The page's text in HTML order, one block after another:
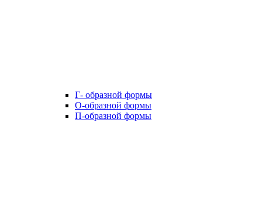
Г- образной формы
О-образной формы
П-образной формы